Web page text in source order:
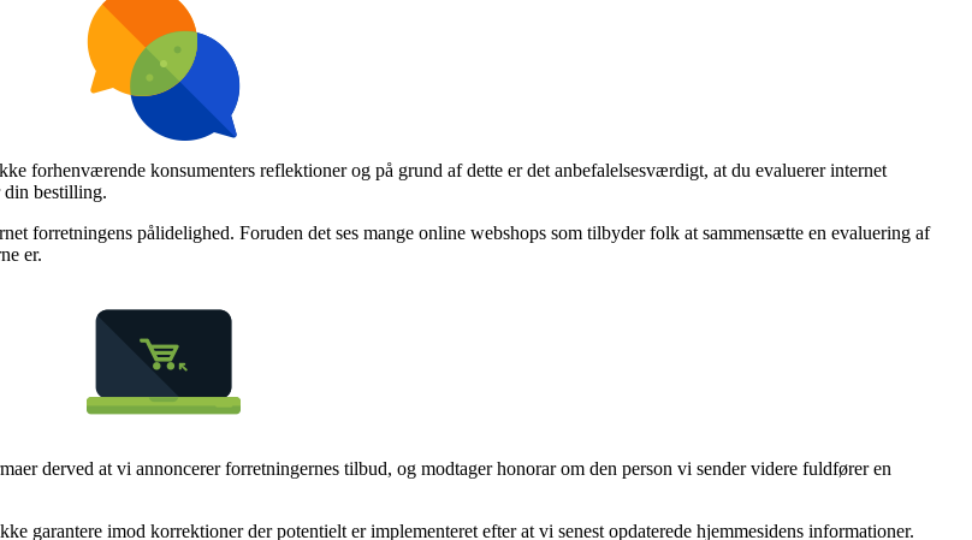
forhenværende konsumenters reflektioner og på grund af dette er det anbefalelsesværdigt, at du evaluerer internet
bestilling.
forretningens pålidelighed. Foruden det ses mange online webshops som tilbyder folk at sammensætte en evaluering af
er.
derved at vi annoncerer forretningernes tilbud, og modtager honorar om den person vi sender videre fuldfører en
garantere imod korrektioner der potentielt er implementeret efter at vi senest opdaterede hjemmesidens informationer.